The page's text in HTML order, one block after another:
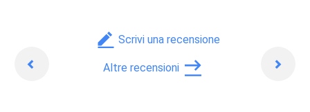
Scrivi una recensione
Altre recensioni